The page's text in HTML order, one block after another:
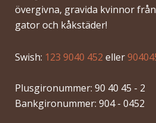
övergivna, gravida kvinnor från
gator och kåkstäder!
Swish: 123 9040 452 eller
Plusgironummer: 90 40 45 - 2
Bankgironummer: 904 - 0452